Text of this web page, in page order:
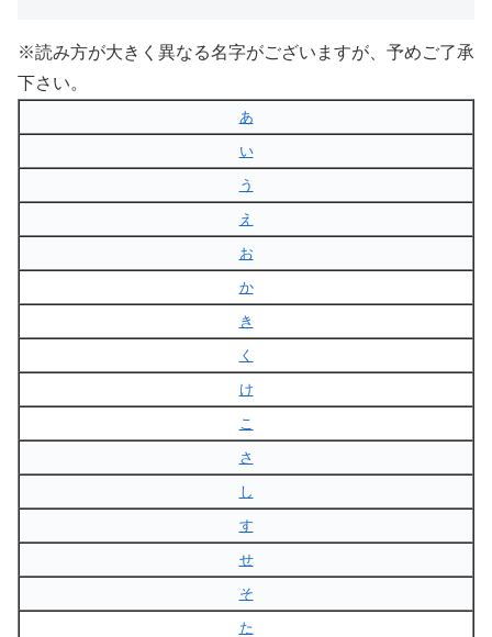
※読み方が大きく異なる名字がございますが、予めご了承
下さい。
あ
い
う
え
お
か
き
く
け
こ
さ
し
す
せ
そ
た